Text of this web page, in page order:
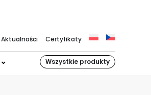
Wszystkie produkty
Aktualności Certyfikaty